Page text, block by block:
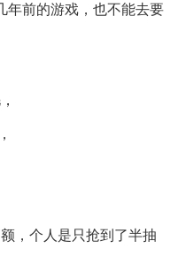
年前的游戏，也不能去要
，个人是只抢到了半抽